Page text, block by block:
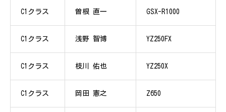
C1クラス 曽根 直一 GSX-R1000
C1クラス 浅野 智博 YZ250FX
C1クラス 枝川 佑也 YZ250X
C1クラス 岡田 憲之 Z650